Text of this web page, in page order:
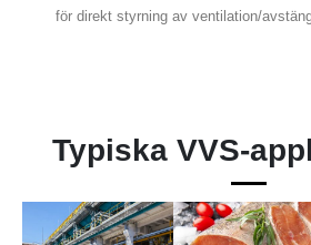
för direkt styrning av ventilation/
Typiska VVS-